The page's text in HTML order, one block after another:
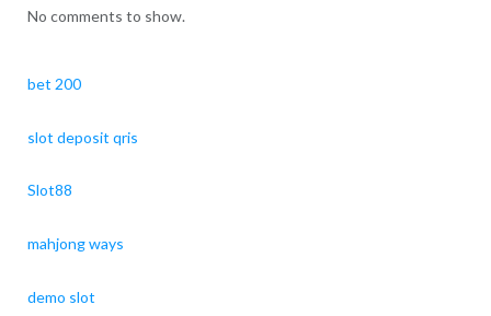
No comments to show.
bet 200
slot deposit qris
Slot88
mahjong ways
demo slot